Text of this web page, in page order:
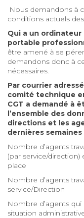
Nous demandons à
conditions actuels
Qui a un
portable
être amené à se
demandons donc à
nécessaires.
Par courrier
comité technique
CGT a demandé à
l’ensemble des
directions et les
dernières semaines
Nombre d’agents
(par service/
place
Nombre d’agents
service/Direction
Nombre d’agents
situation